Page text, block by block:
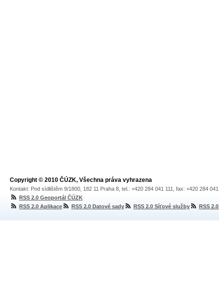
Copyright © 2010 ČÚZK, Všechna práva vyhrazena
Kontakt: Pod sídlištěm 9/1800, 182 11 Praha 8, tel.: +420 284 041 111, fax: +420 284
RSS 2.0 Geoportál ČÚZK
RSS 2.0 Aplikace
RSS 2.0 Datové sady RSS 2.0 Síťové služby RSS